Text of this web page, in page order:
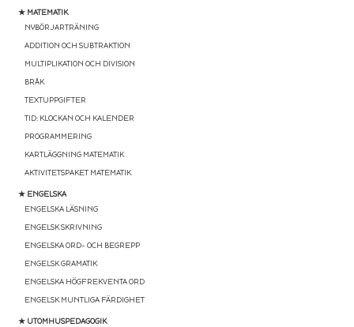
★ MATEMATIK
NYBÖRJARTRÄNING
ADDITION OCH SUBTRAKTION
MULTIPLIKATION OCH DIVISION
BRÅK
TEXTUPPGIFTER
TID: KLOCKAN OCH KALENDER
PROGRAMMERING
KARTLÄGGNING MATEMATIK
AKTIVITETSPAKET MATEMATIK
★ ENGELSKA
ENGELSKA LÄSNING
ENGELSK SKRIVNING
ENGELSKA ORD- OCH BEGREPP
ENGELSK GRAMATIK
ENGELSKA HÖGFREKVENTA ORD
ENGELSK MUNTLIGA FÄRDIGHET
★ UTOMHUSPEDAGOGIK